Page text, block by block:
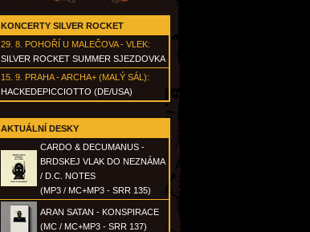
KONCERTY SILVER ROCKET
29. 8. POHOŘÍ U MALEČOVA - VLEK:
SILVER ROCKET SUMMER SJEZDOVKA
15. 9. PRAHA - ARCHA+ (MALÝ SÁL):
HACKEDEPICCIOTTO (DE/USA)
AKTUÁLNÍ DESKY
CARDO & DECUMANUS -
BRDSKEJ VLAK DO NEZNÁMA
/ D.C. NOTES
(MP3 / MC+MP3 - SRR 135)
ARAN SATAN - KONSPIRACE
(MC / MC+MP3 - SRR 137)